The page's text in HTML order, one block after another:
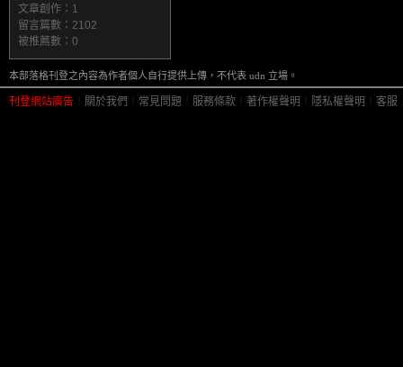
文章創作：1
留言篇數：2102
被推薦數： 0
本部落格刊登之內容為作者個人自行提供上傳，不代表 udn 立場。
刊登網站廣告 關於我們 常見問題 服務條款 著作權聲明 隱私權聲明 客服